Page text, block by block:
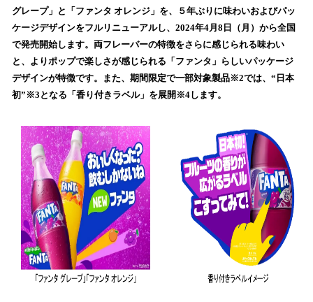
を
読
込
み
中
で
グレープ」と「ファンタ オレンジ」を、５年ぶりに味わいおよびパッ
ケージデザインをフルリニューアルし、2024年4月8日（月）から全国
で発売開始します。両フレーバーの特徴をさらに感じられる味わい
と、よりポップで楽しさが感じられる「ファンタ」らしいパッケージ
デザインが特徴です。また、期間限定で一部対象製品※2では、“日本
初”※3となる「香り付きラベル」を展開※4します。